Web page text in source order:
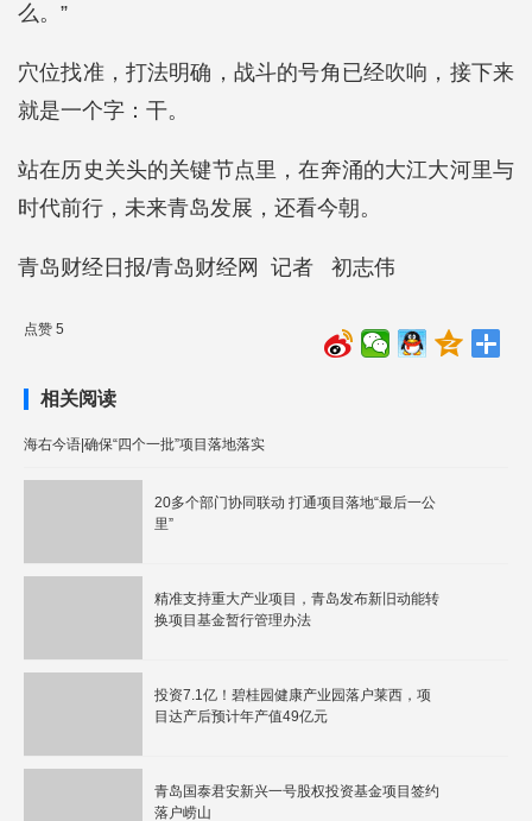
么。”
穴位找准，打法明确，战斗的号角已经吹响，接下来
就是一个字：干。
站在历史关头的关键节点里，在奔涌的大江大河里与
时代前行，未来青岛发展，还看今朝。
青岛财经日报/青岛财经网 记者 初志伟
点赞 5
相关阅读
海右今语|确保“四个一批”项目落地落实
20多个部门协同联动 打通项目落地“最后一公
里”
精准支持重大产业项目，青岛发布新旧动能转
换项目基金暂行管理办法
投资7.1亿！碧桂园健康产业园落户莱西，项
目达产后预计年产值49亿元
青岛国泰君安新兴一号股权投资基金项目签约
落户崂山